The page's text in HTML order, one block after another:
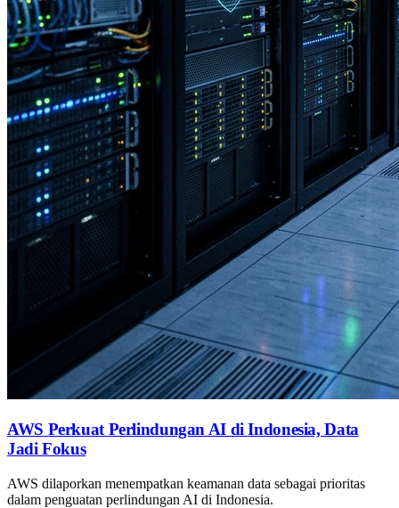
AWS Perkuat Perlindungan AI di Indonesia, Data
Jadi Fokus
AWS dilaporkan menempatkan keamanan data sebagai prioritas
dalam penguatan perlindungan AI di Indonesia.